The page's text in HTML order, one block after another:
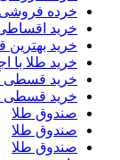
خرده
خرید
خرید بهترین
خرید طلا با
خرید قسطی
خرید قسطی
صندوق طلا
صندوق طلا
صندوق طلا